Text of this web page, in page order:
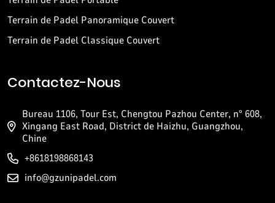
Terrain de Padel Panoramique Couvert
Terrain de Padel Classique Couvert
Contactez-Nous
Bureau 1106, Tour Est, Chengtou Pazhou Center, n° 608,
Xingang East Road, District de Haizhu, Guangzhou,
Chine
+8618198868143
info@gzunipadel.com